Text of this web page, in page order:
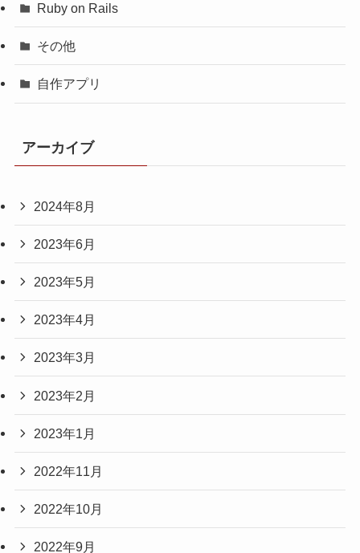
Ruby on Rails
その他
自作アプリ
アーカイブ
2024年8月
2023年6月
2023年5月
2023年4月
2023年3月
2023年2月
2023年1月
2022年11月
2022年10月
2022年9月